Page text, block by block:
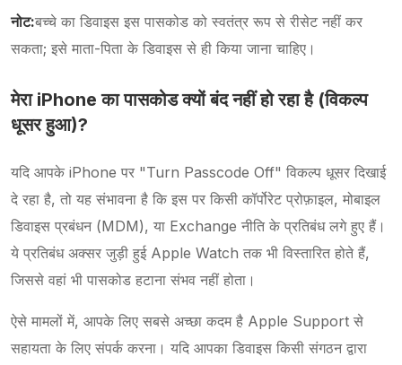
नोट:बच्चे का डिवाइस इस पासकोड को स्वतंत्र रूप से रीसेट नहीं कर
सकता; इसे माता-पिता के डिवाइस से ही किया जाना चाहिए।
मेरा iPhone का पासकोड क्यों बंद नहीं हो रहा है (विकल्प
धूसर हुआ)?
यदि आपके iPhone पर "Turn Passcode Off" विकल्प धूसर दिखाई
दे रहा है, तो यह संभावना है कि इस पर किसी कॉर्पोरेट प्रोफ़ाइल, मोबाइल
डिवाइस प्रबंधन (MDM), या Exchange नीति के प्रतिबंध लगे हुए हैं।
ये प्रतिबंध अक्सर जुड़ी हुई Apple Watch तक भी विस्तारित होते हैं,
जिससे वहां भी पासकोड हटाना संभव नहीं होता।
ऐसे मामलों में, आपके लिए सबसे अच्छा कदम है Apple Support से
सहायता के लिए संपर्क करना। यदि आपका डिवाइस किसी संगठन द्वारा